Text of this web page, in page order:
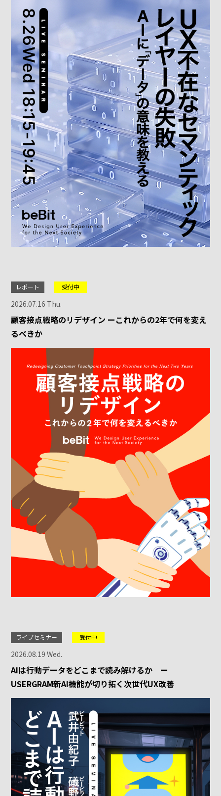
レポート 受付中
2026.07.16 Thu.
顧客接点戦略のリデザイン ーこれからの2年で何を変え
るべきか
ライブセミナー 受付中
2026.08.19 Wed.
AIは行動データをどこまで読み解けるか ー
USERGRAM新AI機能が切り拓く次世代UX改善